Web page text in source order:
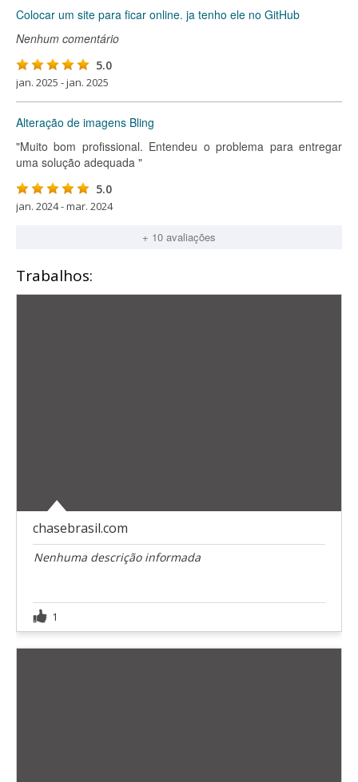
Colocar um site para ficar online. ja tenho ele no GitHub
Nenhum comentário
5.0
jan. 2025 - jan. 2025
Alteração de imagens Bling
"Muito bom profissional. Entendeu o problema para entregar
uma solução adequada "
5.0
jan. 2024 - mar. 2024
+ 10 avaliações
Trabalhos:
chasebrasil.com
Nenhuma descrição informada
1